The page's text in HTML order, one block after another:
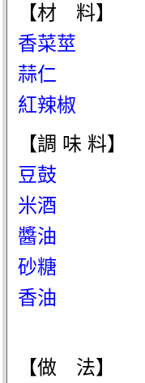
【材 料】
香菜莖
蒜仁
紅辣椒
【調 味 料】
豆鼓
米酒
醬油
砂糖
香油
【做 法】